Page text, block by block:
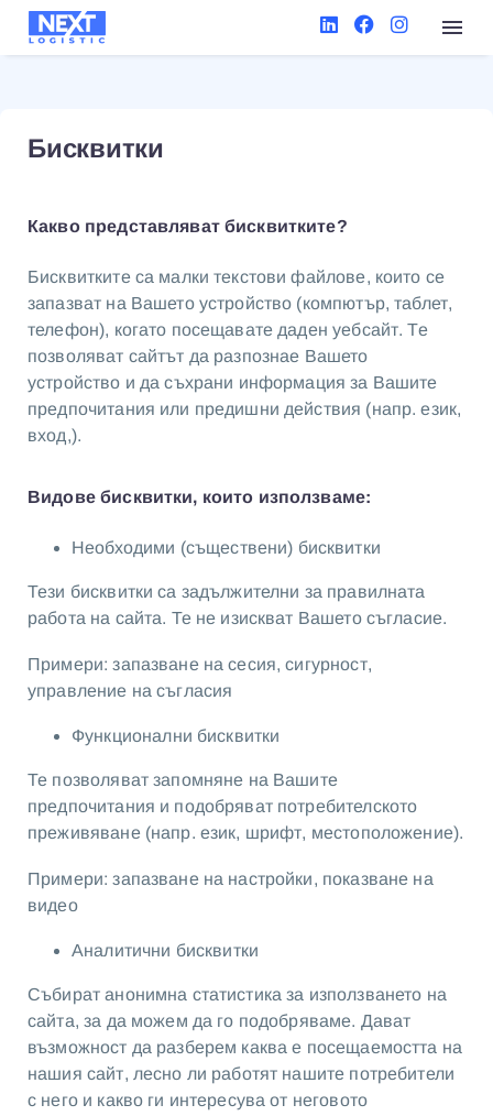
Бисквитки
Какво представляват бисквитките?
Бисквитките са малки текстови файлове, които се
запазват на Вашето устройство (компютър, таблет,
телефон), когато посещавате даден уебсайт. Те
позволяват сайтът да разпознае Вашето
устройство и да съхрани информация за Вашите
предпочитания или предишни действия (напр. език,
вход,).
Видове бисквитки, които използваме:
Необходими (съществени) бисквитки
Тези бисквитки са задължителни за правилната
работа на сайта. Те не изискват Вашето съгласие.
Примери: запазване на сесия, сигурност,
управление на съгласия
Функционални бисквитки
Те позволяват запомняне на Вашите
предпочитания и подобряват потребителското
преживяване (напр. език, шрифт, местоположение).
Примери: запазване на настройки, показване на
видео
Аналитични бисквитки
Събират анонимна статистика за използването на
сайта, за да можем да го подобряваме. Дават
възможност да разберем каква е посещаемостта на
нашия сайт, лесно ли работят нашите потребители
с него и какво ги интересува от неговото